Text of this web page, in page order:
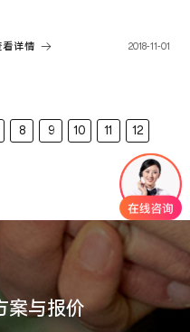
看详情 2018-11-01
8 9 10 11
12
案与报价